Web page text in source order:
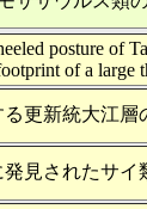
posture of
of a large
更新統大江層
見されたサイ